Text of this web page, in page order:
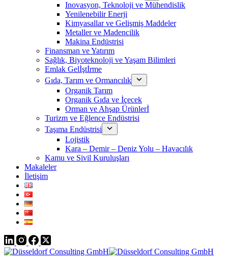
Inovasyon, Teknoloji ve Mühendislik
Yenilenebilir Enerji
Kimyasallar ve Gelişmiş Maddeler
Metaller ve Madencilik
Makina Endüstrisi
Finansman ve Yatırım
Sağlık, Biyoteknoloji ve Yaşam Bilimleri
Emlak Gelİştİrme
Gıda, Tarım ve Ormancılık
Organik Tarım
Organik Gıda ve İçecek
Orman ve Ahşap Ürünlerİ
Turizm ve Eğlence Endüstrisi
Taşıma Endüstrisi
Lojistik
Kara – Demir – Deniz Yolu – Havacılık
Kamu ve Sivil Kuruluşları
Makaleler
İletişim